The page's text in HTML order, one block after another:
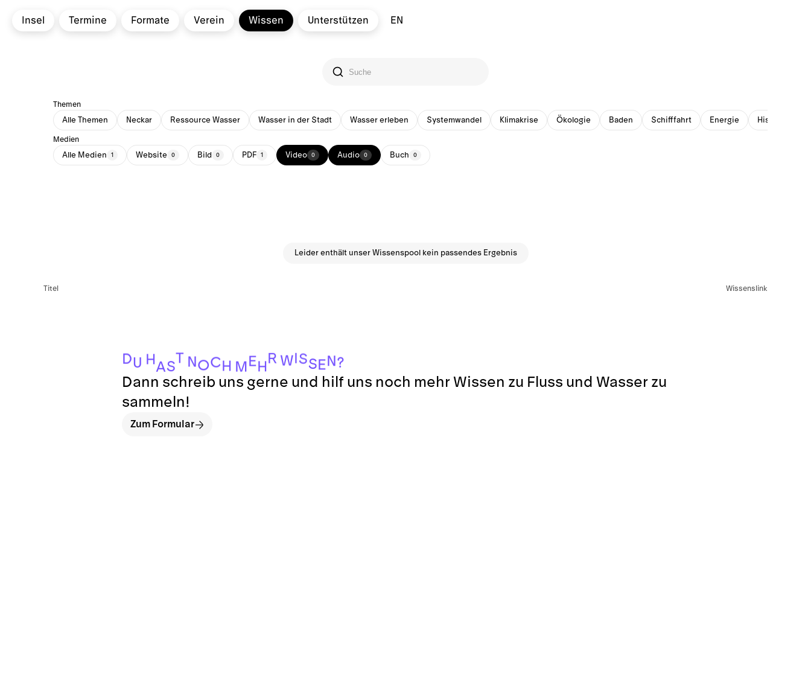
Insel Termine Formate Verein Wissen Unterstützen EN
Themen
Alle Themen Neckar Ressource Wasser Wasser in der Stadt Wasser erleben Systemwandel Klimakrise Ökologie Baden Schifffahrt Energie Historisches
Medien
Alle Medien 1 Website 0 Bild 0 PDF 1 Video 0 Audio 0 Buch 0
Leider enthält unser Wissenspool kein passendes Ergebnis
Titel Wissenslink
DU HAST N OCH M EHR WISSE N ?
Dann schreib uns gerne und hilf uns noch mehr Wissen zu Fluss und Wasser zu
sammeln!
Zum Formular